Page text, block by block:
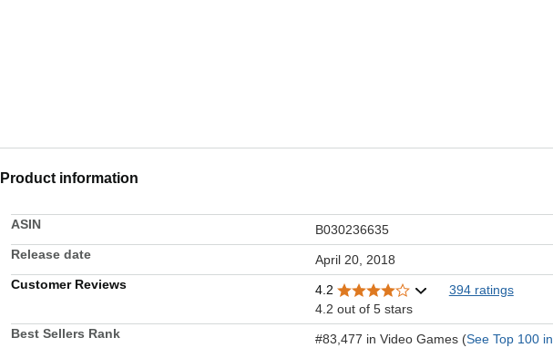
Product information
ASIN
B030236635
Release date
April 20, 2018
Customer Reviews
4.2
394 ratings
4.2 out of 5 stars
Best Sellers Rank
#83,477 in Video Games (See Top 100 in